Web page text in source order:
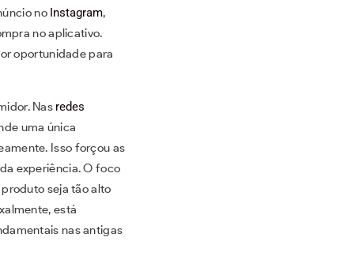
no Instagram,
no aplicativo.
oportunidade para
Nas redes
uma única
Isso forçou as
experiência. O foco
seja tão alto
está
nas antigas